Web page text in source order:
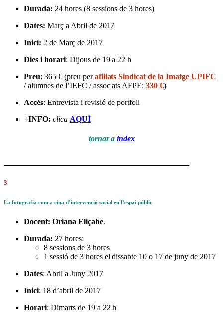
Durada: 24 hores (8 sessions de 3 hores)
Dates: Març a Abril de 2017
Inici: 2 de Març de 2017
Dies i horari: Dijous de 19 a 22 h
Preu: 365 € (preu perafiliats Sindicat de la Imatge UPIFC
/ alumnes de l’IEFC / associats AFPE: 330 €)
Accés: Entrevista i revisió de portfoli
+INFO: clica AQUÍ
tornar a index
3
La fotografia com a eina d’intervenció social en l’espai públic
Docent: Oriana Eliçabe.
Durada: 27 hores:
8 sessions de 3 hores
1 sessió de 3 hores el dissabte 10 o 17 de juny de 2017
Dates: Abril a Juny 2017
Inici: 18 d’abril de 2017
Horari: Dimarts de 19 a 22 h